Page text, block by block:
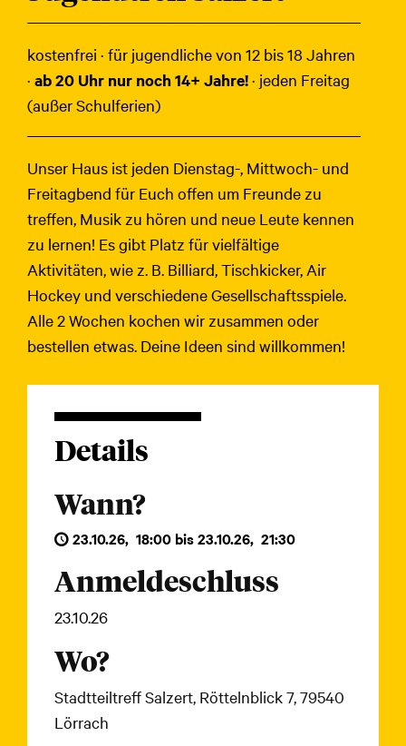
kostenfrei · für jugendliche von 12 bis 18 Jahren
· ab 20 Uhr nur noch 14+ Jahre!· jeden Freitag
(außer Schulferien)
Unser Haus ist jeden Dienstag-, Mittwoch- und
Freitagbend für Euch offen um Freunde zu
treffen, Musik zu hören und neue Leute kennen
zu lernen! Es gibt Platz für vielfältige
Aktivitäten, wie z. B. Billiard, Tischkicker, Air
Hockey und verschiedene Gesellschaftsspiele.
Alle 2 Wochen kochen wir zusammen oder
bestellen etwas. Deine Ideen sind willkommen!
Details
Wann?
23.10.26, 18:00 bis23.10.26, 21:30
Anmeldeschluss
23.10.26
Wo?
Stadtteiltreff Salzert, Röttelnblick 7, 79540
Lörrach